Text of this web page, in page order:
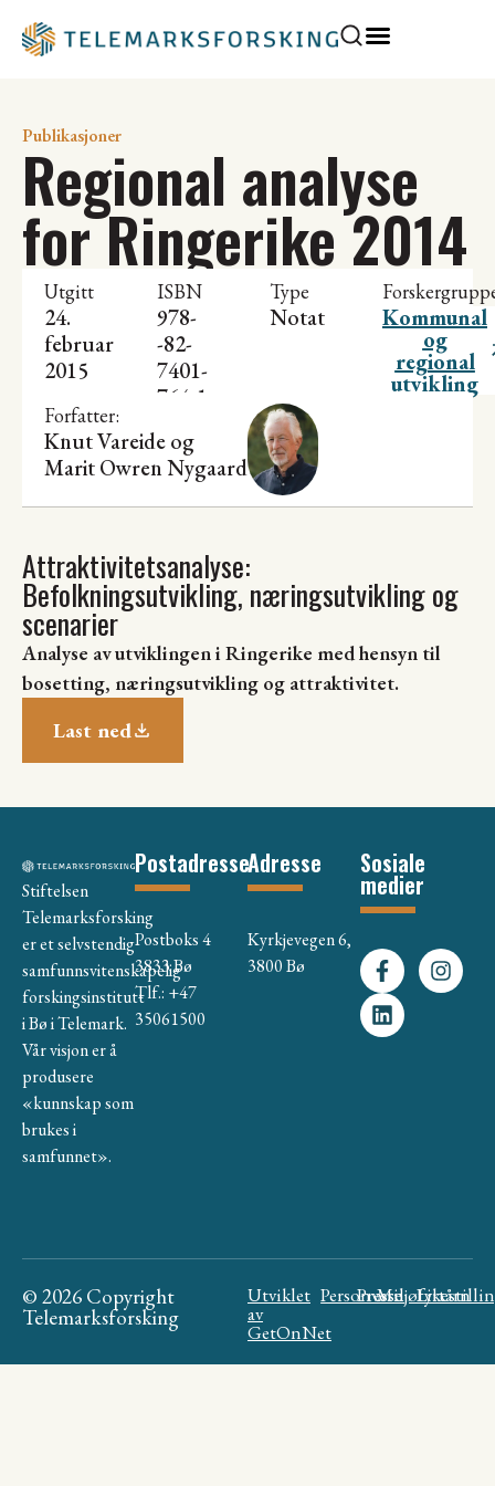
Publikasjoner
Regional analyse
for Ringerike 2014
Utgitt
24.
februar
2015
ISBN
978-
-82-
7401-
764-1
Type
Notat Kommunal
og
regional
utvikling
Forfatter:
Knut Vareideog
Marit Owren Nygaard
Attraktivitetsanalyse:
Befolkningsutvikling, næringsutvikling og
scenarier
Analyse av utviklingen i Ringerike med hensyn til
bosetting, næringsutvikling og attraktivitet.
Last ned
Stiftelsen
Telemarksforsking
er et selvstendig
samfunnsvitenskapelig
forskingsinstitutt
i Bø i Telemark.
Vår visjon er å
produsere
«kunnskap som
brukes i
samfunnet».
Postadresse
Postboks 4
3833 Bø
Tlf.: +47
35061500
Adresse
Kyrkjevegen 6,
3800 Bø
Sosiale
medier
© 2026 Copyright
Telemarksforsking
Utviklet
av
GetOnNet
Personvern
Presse
Miljøfyrtårn